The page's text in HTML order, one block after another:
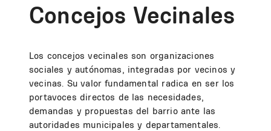
Concejos Vecinales
Los concejos vecinales son organizaciones
sociales y autónomas, integradas por vecinos y
vecinas. Su valor fundamental radica en ser los
portavoces directos de las necesidades,
demandas y propuestas del barrio ante las
autoridades municipales y departamentales.